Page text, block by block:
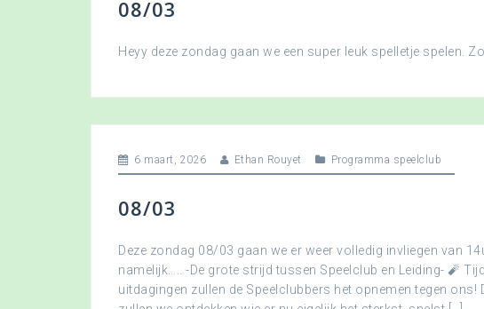
08/03
Heyy deze zondag gaan we een super leuk spelletje spelen.
6 maart, 2026 Ethan Rouyet Programma speelclub
08/03
Deze zondag 08/03 gaan we er weer volledig invliegen van
namelijk….. -De grote strijd tussen Speelclub en Leiding- 🧨
uitdagingen zullen de Speelclubbers het opnemen tegen